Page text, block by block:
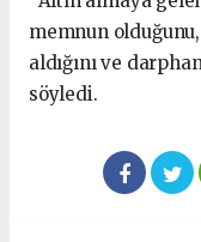
memnun
aldığını ve
söyledi.